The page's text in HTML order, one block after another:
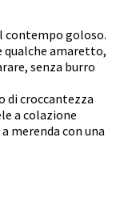
contempo goloso.
qualche amaretto,
senza burro
di croccantezza
a colazione
merenda con una